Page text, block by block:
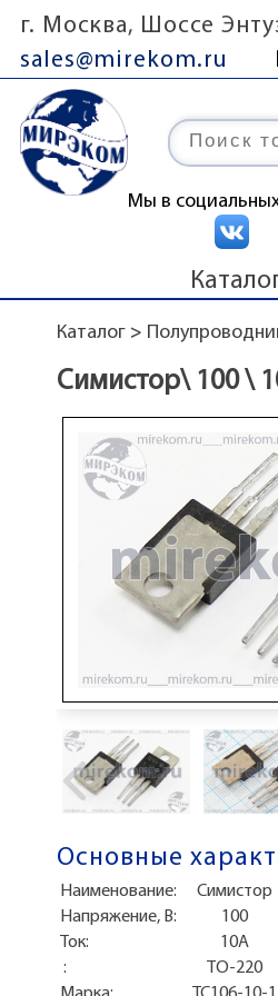
г. Москва, Шоссе
sales@mirekom.ru
Мы в
Каталог>
Симистор\ 100 \
Основные
Наименование:
Симистор
Напряжение, В:
100
Ток:
10А
:
TO-220